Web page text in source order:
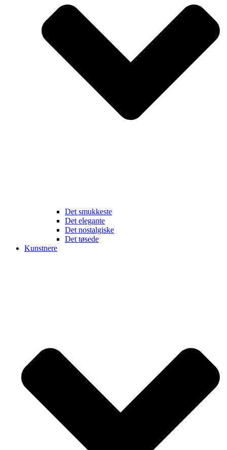
Det smukkeste
Det elegante
Det nostalgiske
Det tøsede
Kunstnere